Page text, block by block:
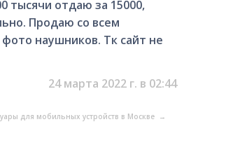
тысячи отдаю за 15000,
Продаю со всем
наушников. Тк сайт не
24 марта 2022 г. в 02:44
для мобильных устройств в Москве →